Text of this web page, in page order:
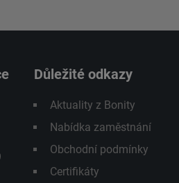
Důležité odkazy
Aktuality z Bonity
Nabídka zaměstnání
Obchodní podmínky
Certifikáty